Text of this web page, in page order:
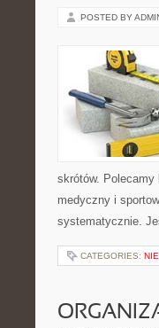
POSTED BY
skrótów. Polecamy
medyczny i
systematycznie.
CATEGORIES: